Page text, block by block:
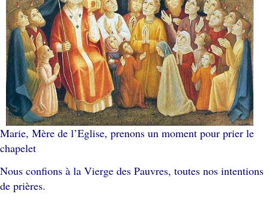
Marie, Mère de l’Eglise, prenons un moment pour prier le
chapelet
Nous confions à la Vierge des Pauvres, toutes nos intentions
de prières.